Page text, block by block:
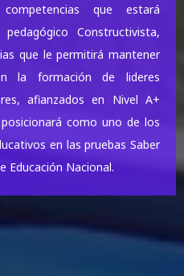
que estará
Constructivista,
que le permitirá mantener
la formación de lideres
afianzados en Nivel A+
como uno de los
en las pruebas Saber
Educación Nacional.